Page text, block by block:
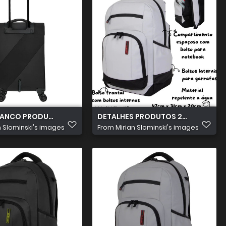
PRODUTOS 2026 08 05T103852.111
Slominski's images
DETALHES PRODUTOS 2026 08
From Mirian Slominski's images